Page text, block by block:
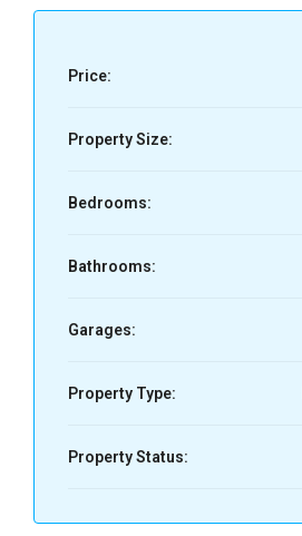
Price:
Property Size:
Bedrooms:
Bathrooms:
Garages:
Property Type:
Property Status: